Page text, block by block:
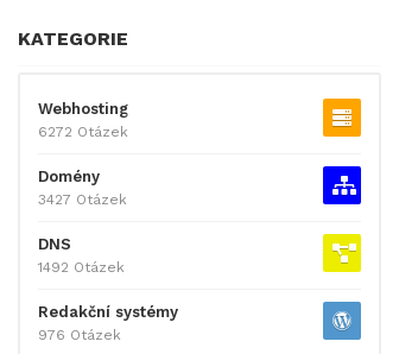
KATEGORIE
Webhosting
6272 Otázek
Domény
3427 Otázek
DNS
1492 Otázek
Redakční systémy
976 Otázek